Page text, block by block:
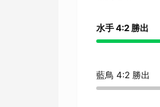
水手 4:2 勝出
藍鳥 4:2 勝出